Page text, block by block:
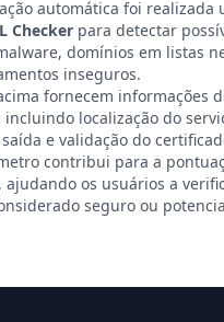
automática foi realizada
Checker para detectar
domínios em listas
inseguros.
fornecem informações
incluindo localização do
e validação do
contribui para a
ajudando os usuários a
seguro ou